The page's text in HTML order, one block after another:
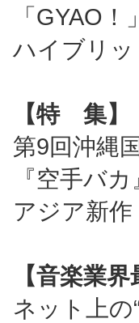
「GYAO
ハイブリッ
【特 集】
第9回沖縄
『空手バ
アジア新
【音楽業界
ネット上の